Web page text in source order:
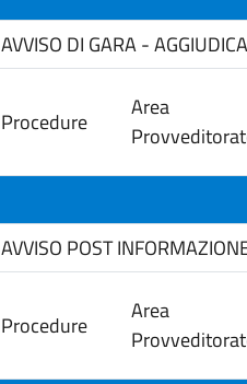
AVVISO DI GARA -
Procedure
Area
AVVISO POST
Procedure
Area